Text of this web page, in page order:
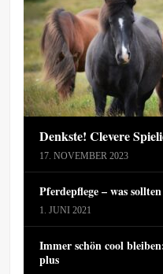
Denkste! Clevere
17. NOVEMBER 2023
Pferdepflege – was
1. JUNI 2021
Immer schön cool
plus